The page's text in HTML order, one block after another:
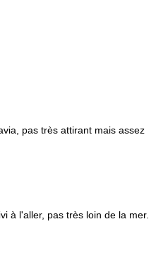
pas très attirant mais assez
à l'aller, pas très loin de la mer.